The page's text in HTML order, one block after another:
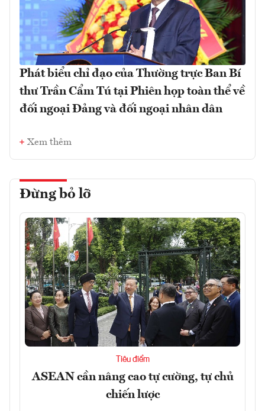
Phát biểu chỉ đạo của Thường trực Ban Bí
thư Trần Cẩm Tú tại Phiên họp toàn thể về
đối ngoại Đảng và đối ngoại nhân dân
Xem thêm
Đừng bỏ lỡ
Tiêu điểm
ASEAN cần nâng cao tự cường, tự chủ
chiến lược